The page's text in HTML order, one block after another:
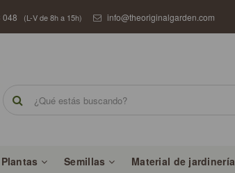
048 (L-V de 8h a 15h) info@theoriginalgarden.com
Plantas Semillas Material de jardinería